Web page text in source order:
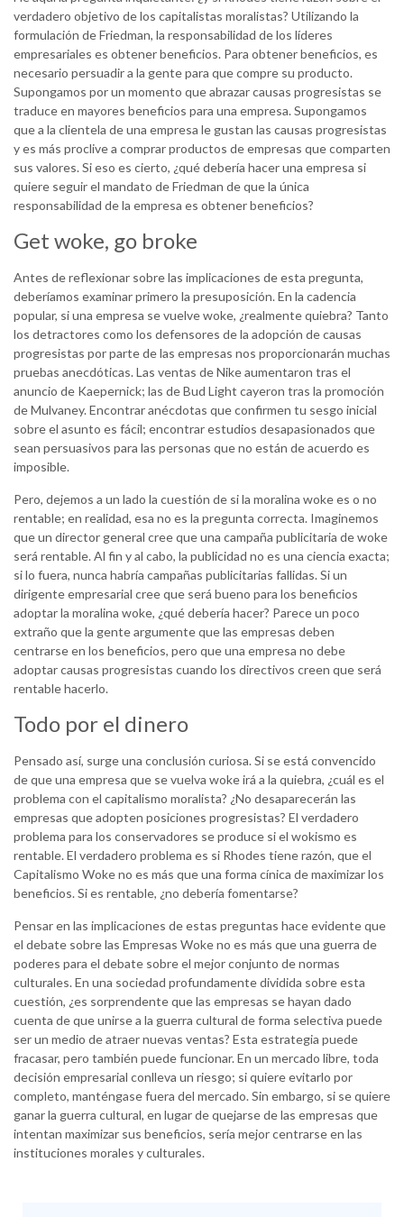
verdadero objetivo de los capitalistas moralistas? Utilizando la
formulación de Friedman, la responsabilidad de los líderes
empresariales es obtener beneficios. Para obtener beneficios, es
necesario persuadir a la gente para que compre su producto.
Supongamos por un momento que abrazar causas progresistas se
traduce en mayores beneficios para una empresa. Supongamos
que a la clientela de una empresa le gustan las causas progresistas
y es más proclive a comprar productos de empresas que comparten
sus valores. Si eso es cierto, ¿qué debería hacer una empresa si
quiere seguir el mandato de Friedman de que la única
responsabilidad de la empresa es obtener beneficios?
Get woke, go broke
Antes de reflexionar sobre las implicaciones de esta pregunta,
deberíamos examinar primero la presuposición. En la cadencia
popular, si una empresa se vuelve woke, ¿realmente quiebra? Tanto
los detractores como los defensores de la adopción de causas
progresistas por parte de las empresas nos proporcionarán muchas
pruebas anecdóticas. Las ventas de Nike aumentaron tras el
anuncio de Kaepernick; las de Bud Light cayeron tras la promoción
de Mulvaney. Encontrar anécdotas que confirmen tu sesgo inicial
sobre el asunto es fácil; encontrar estudios desapasionados que
sean persuasivos para las personas que no están de acuerdo es
imposible.
Pero, dejemos a un lado la cuestión de si la moralina woke es o no
rentable; en realidad, esa no es la pregunta correcta. Imaginemos
que un director general cree que una campaña publicitaria de woke
será rentable. Al fin y al cabo, la publicidad no es una ciencia exacta;
si lo fuera, nunca habría campañas publicitarias fallidas. Si un
dirigente empresarial cree que será bueno para los beneficios
adoptar la moralina woke, ¿qué debería hacer? Parece un poco
extraño que la gente argumente que las empresas deben
centrarse en los beneficios, pero que una empresa no debe
adoptar causas progresistas cuando los directivos creen que será
rentable hacerlo.
Todo por el dinero
Pensado así, surge una conclusión curiosa. Si se está convencido
de que una empresa que se vuelva woke irá a la quiebra, ¿cuál es el
problema con el capitalismo moralista? ¿No desaparecerán las
empresas que adopten posiciones progresistas? El verdadero
problema para los conservadores se produce si el wokismo es
rentable. El verdadero problema es si Rhodes tiene razón, que el
Capitalismo Woke no es más que una forma cínica de maximizar los
beneficios. Si es rentable, ¿no debería fomentarse?
Pensar en las implicaciones de estas preguntas hace evidente que
el debate sobre las Empresas Woke no es más que una guerra de
poderes para el debate sobre el mejor conjunto de normas
culturales. En una sociedad profundamente dividida sobre esta
cuestión, ¿es sorprendente que las empresas se hayan dado
cuenta de que unirse a la guerra cultural de forma selectiva puede
ser un medio de atraer nuevas ventas? Esta estrategia puede
fracasar, pero también puede funcionar. En un mercado libre, toda
decisión empresarial conlleva un riesgo; si quiere evitarlo por
completo, manténgase fuera del mercado. Sin embargo, si se quiere
ganar la guerra cultural, en lugar de quejarse de las empresas que
intentan maximizar sus beneficios, sería mejor centrarse en las
instituciones morales y culturales.